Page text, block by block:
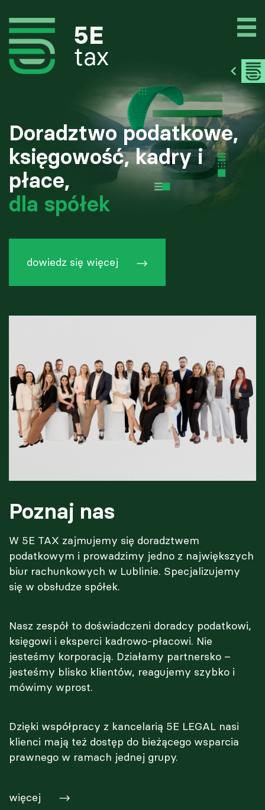
Doradztwo podatkowe,
księgowość, kadry i
płace,
dla spółek
dowiedz się więcej
Poznaj nas
W 5E TAX zajmujemy się doradztwem
podatkowym i prowadzimy jedno z największych
biur rachunkowych w Lublinie. Specjalizujemy
się w obsłudze spółek.
Nasz zespół to doświadczeni doradcy podatkowi,
księgowi i eksperci kadrowo-płacowi. Nie
jesteśmy korporacją. Działamy partnersko –
jesteśmy blisko klientów, reagujemy szybko i
mówimy wprost.
Dzięki współpracy z kancelarią 5E LEGAL nasi
klienci mają też dostęp do bieżącego wsparcia
prawnego w ramach jednej grupy.
więcej